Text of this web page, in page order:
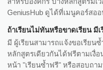
GeniusHub ดูได้ที่เมนูคอร์สอ
ถ้าเรียนไม่ทันหรือขาดเรียน มี
มี ผู้เรียนสามารถแจ้งขอเรียน
หลักสูตรเดียวกันได้ฟรีตามเงื่
หน้า "เรียนซ้ำฟรี" หรือสอบถา